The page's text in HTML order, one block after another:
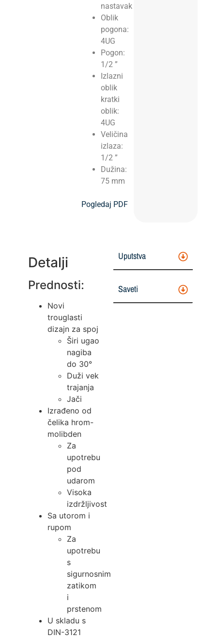
nastavak
Oblik
pogona:
4UG
Pogon:
1/2 ”
Izlazni
oblik
kratki
oblik:
4UG
Veličina
izlaza:
1/2 ”
Dužina:
75 mm
Pogledaj PDF
Detalji
Prednosti:
Novi
trouglasti
dizajn za spoj
Širi ugao
nagiba
do 30°
Duži vek
trajanja
Jači
Izrađeno od
čelika hrom-
molibden
Za
upotrebu
pod
udarom
Visoka
izdržljivost
Sa utorom i
rupom
Za
upotrebu
s
sigurnosnim
zatikom
i
prstenom
U skladu s
DIN-3121
Uputstva
Saveti